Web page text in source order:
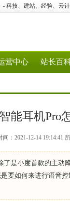
- 科技、建站、经验、云
营中心 站长百
能耳机Pro
间：2021-12-14 19:14:41
了是小度首款的主
要如何来进行语音